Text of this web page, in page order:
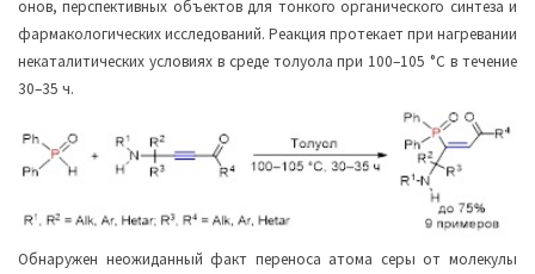
онов, перспективных объектов для тонкого органического синтеза и
фармакологических исследований. Реакция протекает при нагревании
некаталитических условиях в среде толуола при 100–105 °С в течение
30–35 ч.
Обнаружен неожиданный факт переноса атома серы от молекулы